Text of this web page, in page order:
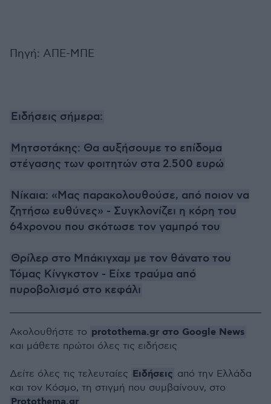
Πηγή: ΑΠΕ-ΜΠΕ
Ειδήσεις σήμερα:
Μητσοτάκης: Θα αυξήσουμε το επίδομα
στέγασης των φοιτητών στα 2.500 ευρώ
Νίκαια: «Μας παρακολουθούσε, από ποιον να
ζητήσω ευθύνες» - Συγκλονίζει η κόρη του
64χρονου που σκότωσε τον γαμπρό του
Θρίλερ στο Μπάκιγχαμ με τον θάνατο του
Τόμας Κίνγκστον - Είχε τραύμα από
πυροβολισμό στο κεφάλι
Ακολουθήστε το protothema.gr στο Google News
και μάθετε πρώτοι όλες τις ειδήσεις
Δείτε όλες τις τελευταίες Ειδήσεις από την Ελλάδα
και τον Κόσμο, τη στιγμή που συμβαίνουν, στο